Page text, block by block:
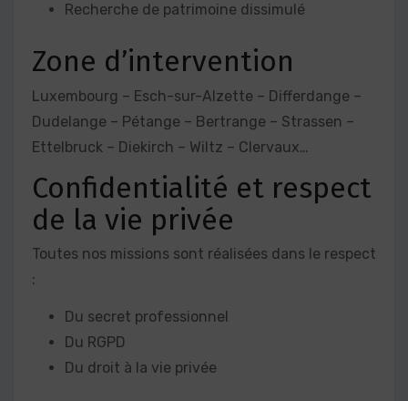
Recherche de patrimoine dissimulé
Zone d’intervention
Luxembourg – Esch-sur-Alzette – Differdange –
Dudelange – Pétange – Bertrange – Strassen –
Ettelbruck – Diekirch – Wiltz – Clervaux…
Confidentialité et respect
de la vie privée
Toutes nos missions sont réalisées dans le respect
:
Du secret professionnel
Du RGPD
Du droit à la vie privée